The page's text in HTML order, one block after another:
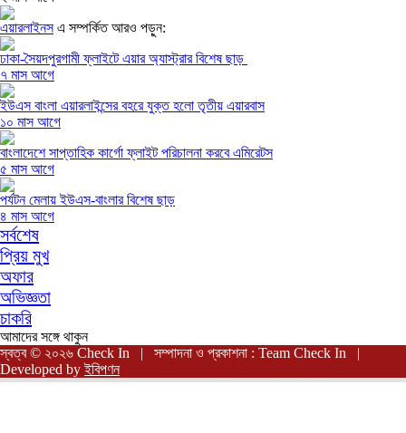
এয়ারলাইনসএ সম্পর্কিত আরও পড়ুন:
ঢাকা-সৈয়দপুরগামী ফ্লাইটে এয়ার অ্যাস্ট্রার বিশেষ ছাড়
৭ মাস আগে
ইউএস বাংলা এয়ারলাইন্সের বহরে যুক্ত হলো তৃতীয় এয়ারবাস
১০ মাস আগে
বাংলাদেশে সাপ্তাহিক কার্গো ফ্লাইট পরিচালনা করবে এমিরেটস
৫ মাস আগে
পর্যটন মেলায় ইউএস-বাংলার বিশেষ ছাড়
৪ মাস আগে
সর্বশেষ
প্রিয় মুখ
অফার
অভিজ্ঞতা
চাকরি
আমাদের সঙ্গে থাকুন
স্বত্ব © ২০২৬ Check In | সম্পাদনা ও প্রকাশনা : Team Check In |
Developed byইবিপণন